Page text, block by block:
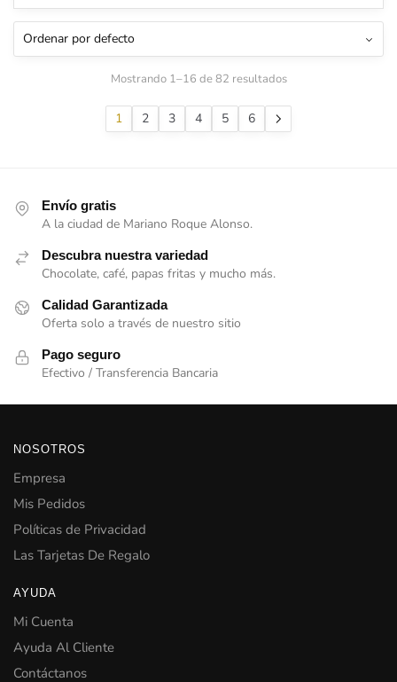
Mostrando 1–16 de 82 resultados
1 2 3 4 5 6
Envío gratis
A la ciudad de Mariano Roque Alonso.
Descubra nuestra variedad
Chocolate, café, papas fritas y mucho más.
Calidad Garantizada
Oferta solo a través de nuestro sitio
Pago seguro
Efectivo / Transferencia Bancaria
NOSOTROS
Empresa
Mis Pedidos
Políticas de Privacidad
Las Tarjetas De Regalo
AYUDA
Mi Cuenta
Ayuda Al Cliente
Contáctanos